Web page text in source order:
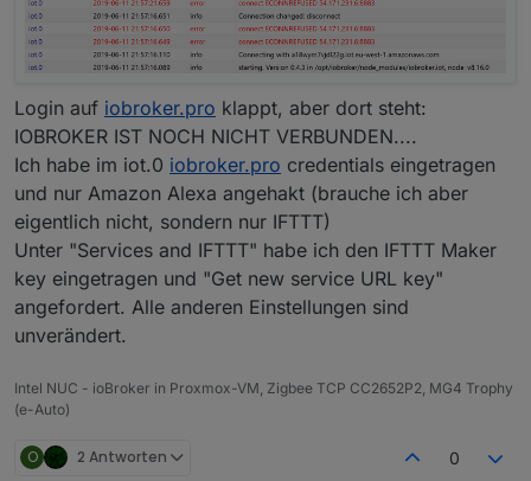
Login auf iobroker.pro klappt, aber dort steht:
IOBROKER IST NOCH NICHT VERBUNDEN....
Ich habe im iot.0 iobroker.pro credentials eingetragen
und nur Amazon Alexa angehakt (brauche ich aber
eigentlich nicht, sondern nur IFTTT)
Unter "Services and IFTTT" habe ich den IFTTT Maker
key eingetragen und "Get new service URL key"
angefordert. Alle anderen Einstellungen sind
unverändert.
Intel NUC - ioBroker in Proxmox-VM, Zigbee TCP CC2652P2, MG4 Trophy
(e-Auto)
O 2 Antworten 0